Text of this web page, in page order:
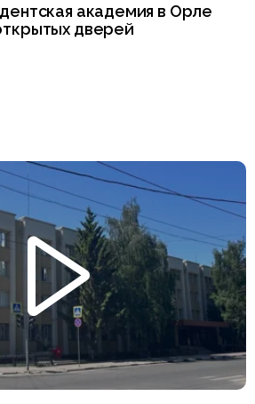
академия в Орле
дверей